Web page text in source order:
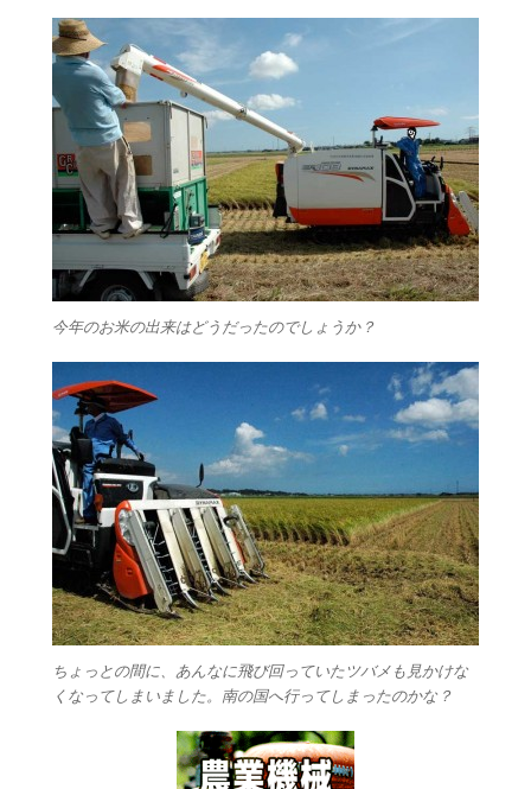
今年のお米の出来はどうだったのでしょうか？
ちょっとの間に、あんなに飛び回っていたツバメも見かけな
くなってしまいました。南の国へ行ってしまったのかな？